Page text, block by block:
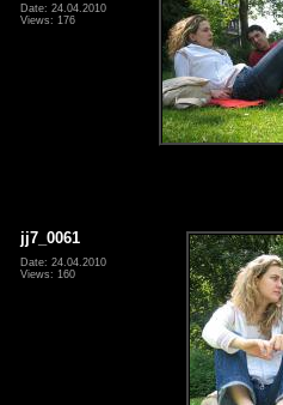
Date: 24.04.2010
Views: 176
jj7_0061
Date: 24.04.2010
Views: 160